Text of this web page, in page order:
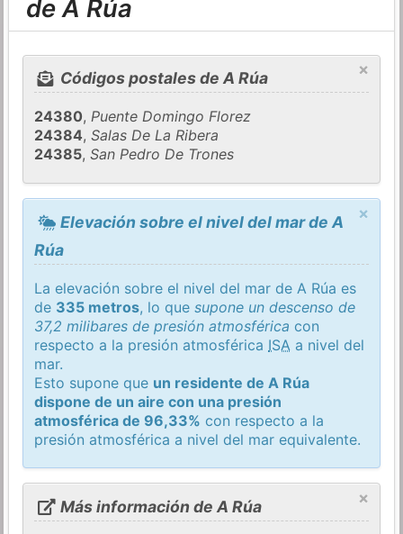
de A Rúa
×
Códigos postales de A Rúa
24380,Puente Domingo Florez
24384,Salas De La Ribera
24385,San Pedro De Trones
×
Elevación sobre el nivel del mar de A
Rúa
La elevación sobre el nivel del mar de A Rúa es
de 335 metros, lo quesupone un descenso de
37,2 milibares de presión atmosférica con
respecto a la presión atmosférica ISA a nivel del
mar.
Esto supone que un residente de A Rúa
dispone de un aire con una presión
atmosférica de 96,33% con respecto a la
presión atmosférica a nivel del mar equivalente.
×
Más información de A Rúa